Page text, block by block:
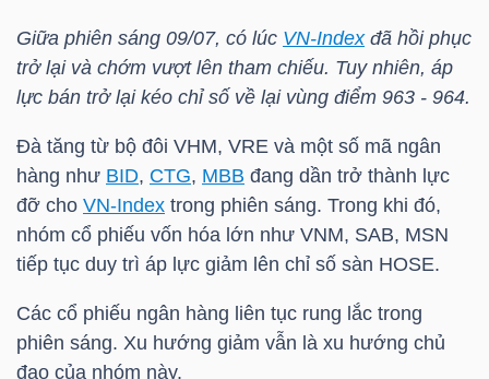
Giữa phiên sáng 09/07, có lúc VN-Indexđã hồi phục
trở lại và chớm vượt lên tham chiếu. Tuy nhiên, áp
lực bán trở lại kéo chỉ số về lại vùng điểm 963 - 964.
Đà tăng từ bộ đôi VHM, VRE và một số mã ngân
hàng như BID, CTG, MBB đang dần trở thành lực
đỡ cho VN-Index trong phiên sáng. Trong khi đó,
nhóm cổ phiếu vốn hóa lớn như VNM, SAB, MSN
tiếp tục duy trì áp lực giảm lên chỉ số sàn HOSE.
Các cổ phiếu ngân hàng liên tục rung lắc trong
phiên sáng. Xu hướng giảm vẫn là xu hướng chủ
đạo của nhóm này.
LIỆU
Ngành
(-)
VS-
SECTOR
NĂNG